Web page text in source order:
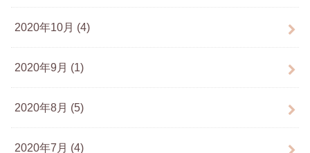
2020年10月 (4)
2020年9月 (1)
2020年8月 (5)
2020年7月 (4)